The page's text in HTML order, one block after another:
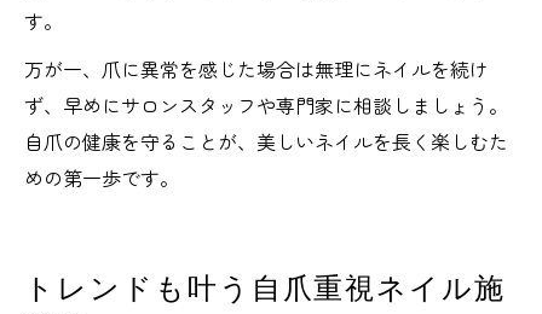
す。
万が一、爪に異常を感じた場合は無理にネイルを続け
ず、早めにサロンスタッフや専門家に相談しましょう。
自爪の健康を守ることが、美しいネイルを長く楽しむた
めの第一歩です。
トレンドも叶う自爪重視ネイル施